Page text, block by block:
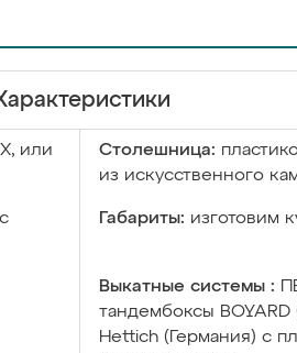
или
Столешница:
из искусственного
Габариты: изготовим
Выкатные системы :
тандембоксы
Hettich (Германия) с